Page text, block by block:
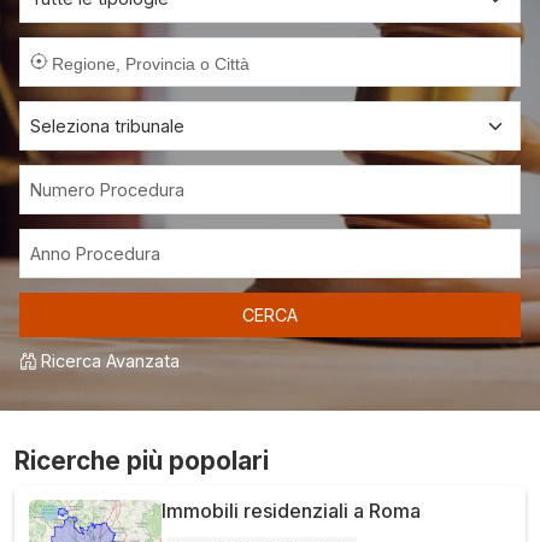
Ricerca Avanzata
CERCA
Ricerche più popolari
Immobili residenziali a Roma